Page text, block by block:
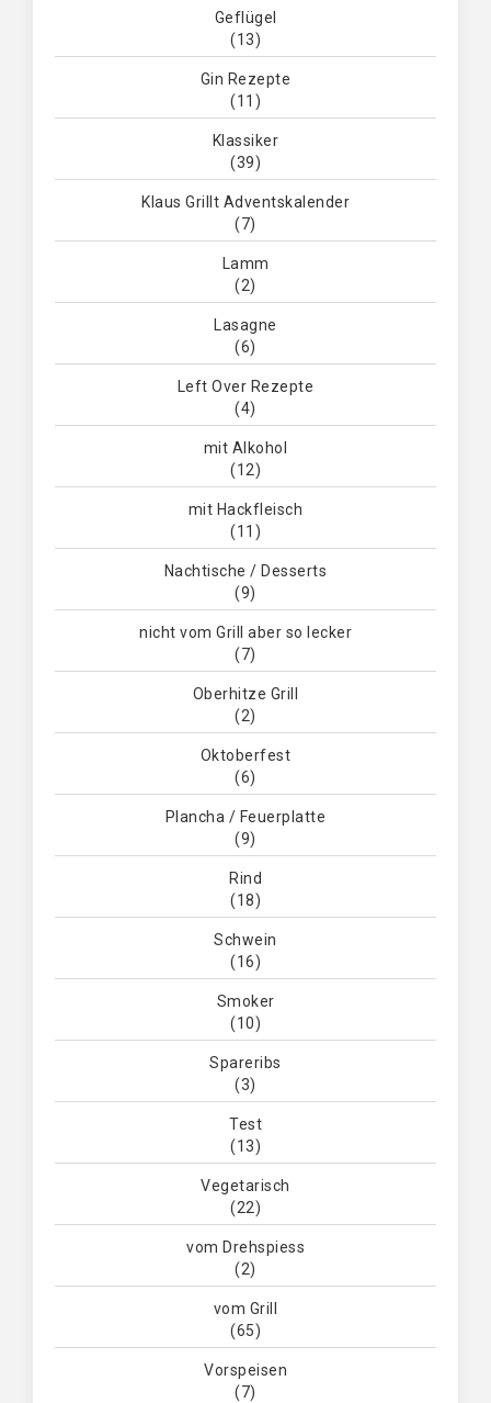
Geflügel
(13)
Gin Rezepte
(11)
Klassiker
(39)
Klaus Grillt Adventskalender
(7)
Lamm
(2)
Lasagne
(6)
Left Over Rezepte
(4)
mit Alkohol
(12)
mit Hackfleisch
(11)
Nachtische / Desserts
(9)
nicht vom Grill aber so lecker
(7)
Oberhitze Grill
(2)
Oktoberfest
(6)
Plancha / Feuerplatte
(9)
Rind
(18)
Schwein
(16)
Smoker
(10)
Spareribs
(3)
Test
(13)
Vegetarisch
(22)
vom Drehspiess
(2)
vom Grill
(65)
Vorspeisen
(7)